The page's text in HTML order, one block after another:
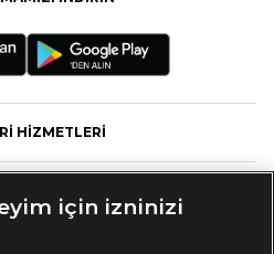
HİZMETLERİ
için izninizi